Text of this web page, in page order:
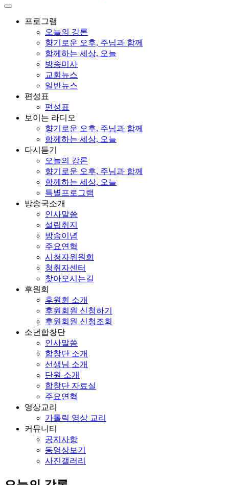
프로그램
오늘의 강론
향기로운 오후, 주님과 함께
함께하는 세상, 오늘
방송미사
교회뉴스
일반뉴스
편성표
편성표
보이는 라디오
향기로운 오후, 주님과 함께
함께하는 세상, 오늘
다시듣기
오늘의 강론
향기로운 오후, 주님과 함께
함께하는 세상, 오늘
특별프로그램
방송국소개
인사말씀
설립취지
방송이념
주요연혁
시청자위원회
청취자센터
찾아오시는길
후원회
후원회 소개
후원회원 신청하기
후원회원 신청조회
소년합창단
인사말씀
합창단 소개
선생님 소개
단원 소개
합창단 자료실
주요연혁
영상교리
가톨릭 영상 교리
커뮤니티
공지사항
동영상보기
사진갤러리